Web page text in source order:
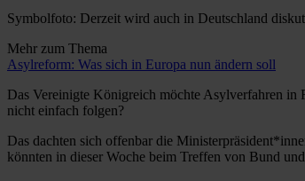
Symbolfoto: Derzeit wird auch in Deutschland
Mehr zum Thema
Asylreform: Was sich in Europa nun ändern soll
Das Vereinigte Königreich möchte Asylverfahren in
nicht einfach folgen?
Das dachten sich offenbar die
könnten in dieser Woche beim Treffen von Bund